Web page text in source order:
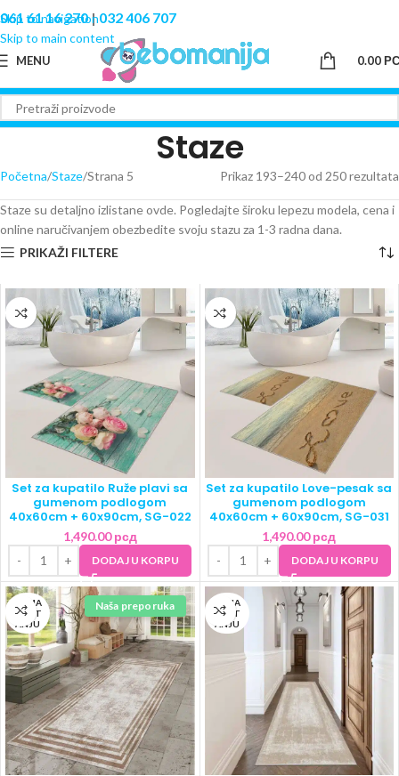
Skip to navigation
Skip to main content
061 61 16 270|032 406 707
MENU 0.00
Staze
Početna Staze Strana 5 Prikaz 193–240 od 250 rezultata
Staze su detaljno izlistane ovde. Pogledajte široku lepezu modela, cena i
online naručivanjem obezbedite svoju stazu za 1-3 radna dana.
PRIKAŽI FILTERE
Set za kupatilo Ruže plavi sa
gumenom podlogom
40x60cm + 60x90cm, SG-022
1,490.00рсд
DODAJ U KORPU
Set za kupatilo Love-pesak sa
gumenom podlogom
40x60cm + 60x90cm, SG-031
1,490.00рсд
DODAJ U KORPU
Naša preporuka
NEMA
NA ST
ANJU
NEMA
NA ST
ANJU